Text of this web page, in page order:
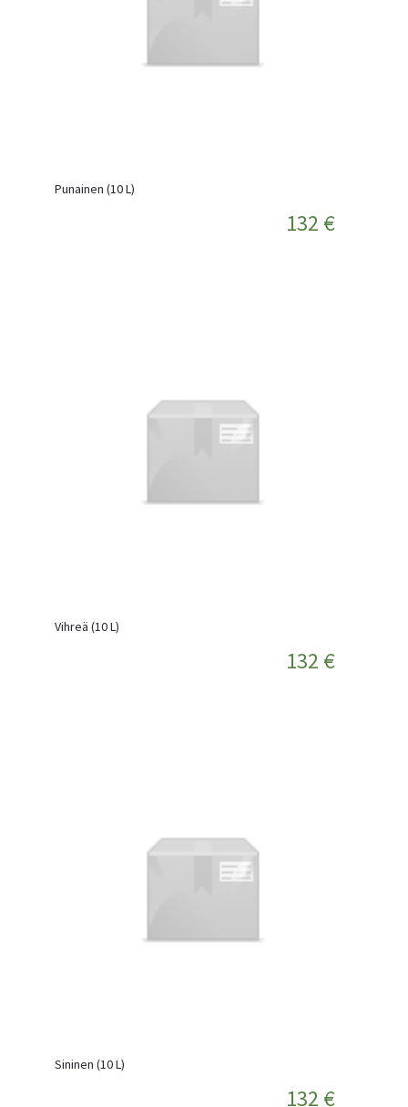
Punainen (10 L)
132 €
Vihreä (10 L)
132 €
Sininen (10 L)
132 €